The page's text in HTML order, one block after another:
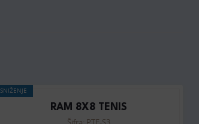
SNIŽENJE
RAM 8X8 TENIS